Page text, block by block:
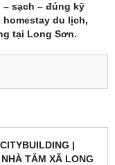
sạch – đúng kỹ
du lịch,
tại Long Sơn.
|
TẮM XÃ LONG